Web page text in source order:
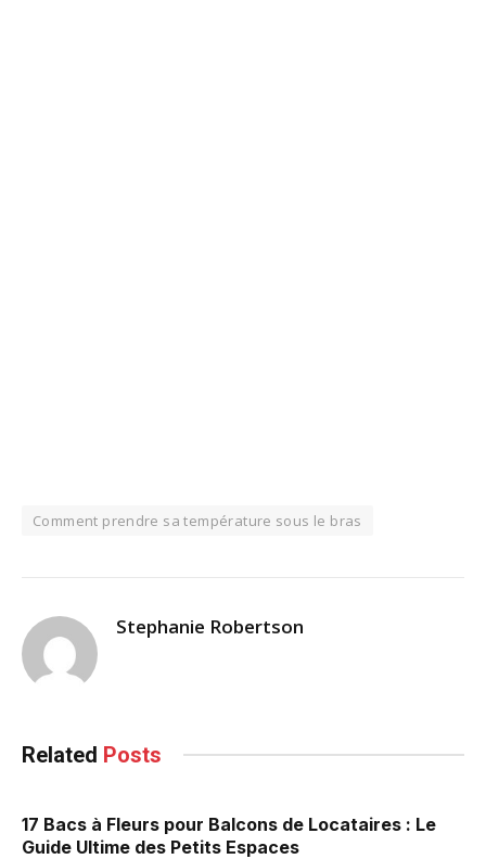
Comment prendre sa température sous le bras
Stephanie Robertson
Related Posts
17 Bacs à Fleurs pour Balcons de Locataires : Le
Guide Ultime des Petits Espaces